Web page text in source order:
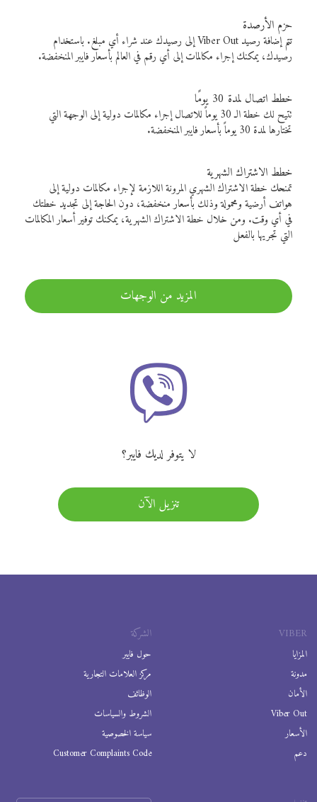
حزم الأرصدة
تتم إضافة رصيد Viber Out إلى رصيدك عند شراء أي مبلغ. باستخدام
رصيدك، يمكنك إجراء مكالمات إلى أي رقم في العالم بأسعار فايبر المنخفضة.
خطط اتصال لمدة 30 يومًا
تتيح لك خطة الـ 30 يوماً للاتصال إجراء مكالمات دولية إلى الوجهة التي
تختارها لمدة 30 يوماً بأسعار فايبر المنخفضة.
خطط الاشتراك الشهرية
تمنحك خطة الاشتراك الشهري المرونة اللازمة لإجراء مكالمات دولية إلى
هواتف أرضية ومحمولة وذلك بأسعار منخفضة، دون الحاجة إلى تجديد خطتك
في أي وقت. ومن خلال خطة الاشتراك الشهرية، يمكنك توفير أسعار المكالمات
التي تجريها بالفعل
المزيد من الوجهات
لا يتوفر لديك فايبر؟
تنزيل الآن
VIBER
المزايا
مدونة
الأمان
Viber Out
الأسعار
دعم
الشركة
حول فايبر
مركز العلامات التجارية
الوظائف
الشروط والسياسات
سياسة الخصوصية
Customer Complaints Code